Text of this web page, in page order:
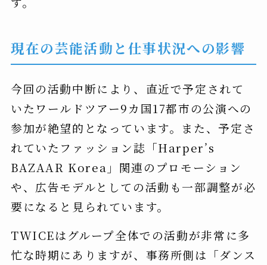
現在の芸能活動と仕事状況への影響
今回の活動中断により、直近で予定されて
いたワールドツアー9カ国17都市の公演への
参加が絶望的となっています。また、予定さ
れていたファッション誌「Harper’s
BAZAAR Korea」関連のプロモーション
や、広告モデルとしての活動も一部調整が必
要になると見られています。
TWICEはグループ全体での活動が非常に多
忙な時期にありますが、事務所側は「ダンス